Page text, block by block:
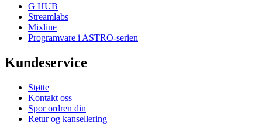
G HUB
Streamlabs
Mixline
Programvare i ASTRO-serien
Kundeservice
Støtte
Kontakt oss
Spor ordren din
Retur og kansellering